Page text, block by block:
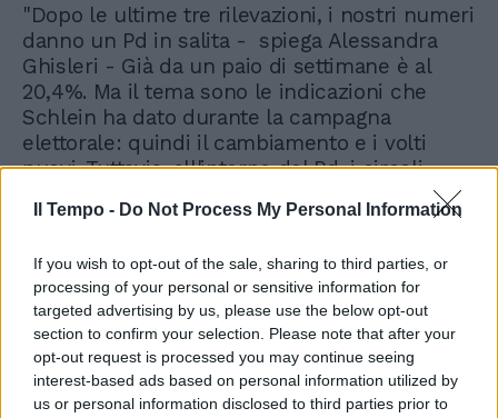
Il Tempo - Do Not Process My Personal Information
If you wish to opt-out of the sale, sharing to third parties, or
processing of your personal or sensitive information for
targeted advertising by us, please use the below opt-out
section to confirm your selection. Please note that after your
opt-out request is processed you may continue seeing
interest-based ads based on personal information utilized by
us or personal information disclosed to third parties prior to
"Dopo le ultime tre rilevazioni, i nostri numeri
danno un Pd in salita - spiega Alessandra
Ghisleri - Già da un paio di settimane è al
20,4%. Ma il tema sono le indicazioni che
Schlein ha dato durante la campagna
elettorale: quindi il cambiamento e i volti
nuovi. Tuttavia, all'interno del Pd, i circoli
difficoltà di Schlein sarà quella di tenere
a dettare legge anche su altri temi. Perché se
andiamo a vedere, l'agenda di governo
sembra essere dettata dall'opposizione. Forse
anche perché questi temi hanno molto risalto
nei media. Su altre tematiche, invece, ancora
non c'è stato un confronto. Bonaccini è un